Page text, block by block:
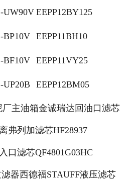
UW90V EEPP12BY125
BP10V EEPP11BH10
BF10V EEPP11VY25
UP20B EEPP12BM05
主油箱金诚瑞达回油口滤芯
弗列加滤芯HF28937
口滤芯QF4801G03HC
器西德福STAUFF液压滤芯